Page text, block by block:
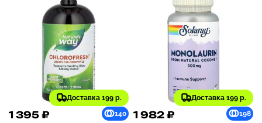
Доставка 199 р.
1 395 ₽ 140
Доставка 199 р.
1 982 ₽ 198